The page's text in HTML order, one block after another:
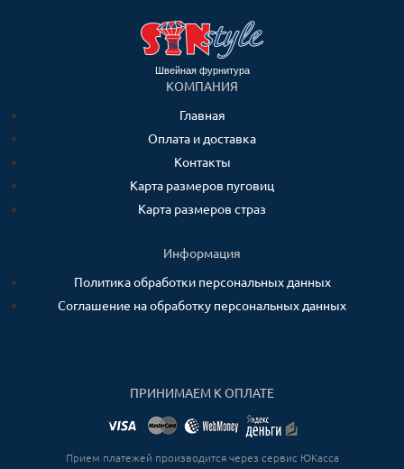
Швейная фурнитура
КОМПАНИЯ
Главная
Оплата и доставка
Контакты
Карта размеров пуговиц
Карта размеров страз
Информация
Политика обработки персональных данных
Соглашение на обработку персональных данных
ПРИНИМАЕМ К ОПЛАТЕ
Прием платежей производится через сервис ЮКасса